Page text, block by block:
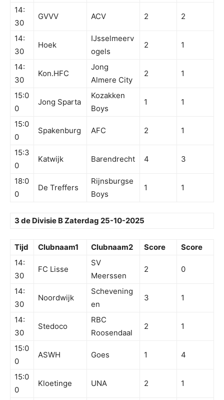
14:
30
GVVV ACV 2 2
14:
30
Hoek
IJsselmeerv
ogels
2 1
14:
30
Kon.HFC
Jong
Almere City
2 1
15:0
0
Jong Sparta
Kozakken
Boys
1 1
15:0
0
Spakenburg AFC 2 1
15:3
0
Katwijk Barendrecht 4 3
18:0
0
De Treffers
Rijnsburgse
Boys
1 1
3 de Divisie B Zaterdag 25-10-2025
Tijd Clubnaam1 Clubnaam2 Score
Score
14:
30
FC Lisse
SV
Meerssen
2 0
14:
30
Noordwijk
Schevening
en
3 1
14:
30
Stedoco
RBC
Roosendaal
2 1
15:0
0
ASWH Goes 1 4
15:0
0
Kloetinge UNA 2 1